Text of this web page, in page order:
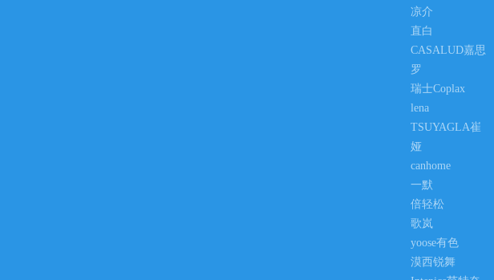
凉介
直白
CASALUD嘉思
罗
瑞士Coplax
lena
TSUYAGLA崔
娅
canhome
一默
倍轻松
歌岚
yoose有色
漠西锐舞